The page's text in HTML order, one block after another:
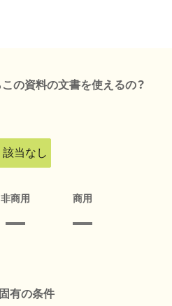
の資料の文書を使えるの？
該当なし
非商用 商用
有の条件